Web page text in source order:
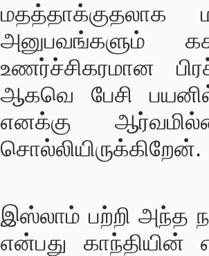
அனுபவங்களும்
உணர்ச்சிகரமான
ஆகவெ பேசி
எனக்கு
சொல்லியிருக்கிறேன்.
இஸ்லாம் பற்றி அந்த
என்பது காந்தியின்